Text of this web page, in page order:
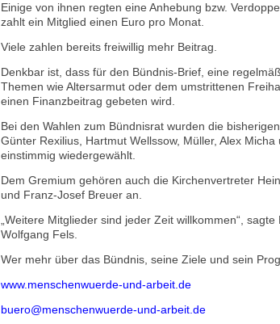
Einige von ihnen regten eine Anhebung bzw.
zahlt ein Mitglied einen Euro pro Monat.
Viele zahlen bereits freiwillig mehr Beitrag.
Denkbar ist, dass für den Bündnis-Brief, eine
Themen wie Altersarmut oder dem umstrittenen
einen Finanzbeitrag gebeten wird.
Bei den Wahlen zum Bündnisrat wurden die
Günter Rexilius, Hartmut Wellssow, Müller, Alex
einstimmig wiedergewählt.
Dem Gremium gehören auch die Kirchenvertreter
und Franz-Josef Breuer an.
„Weitere Mitglieder sind jeder Zeit willkommen“,
Wolfgang Fels.
Wer mehr über das Bündnis, seine Ziele und sein
www.menschenwuerde-und-arbeit.de
buero@menschenwuerde-und-arbeit.de